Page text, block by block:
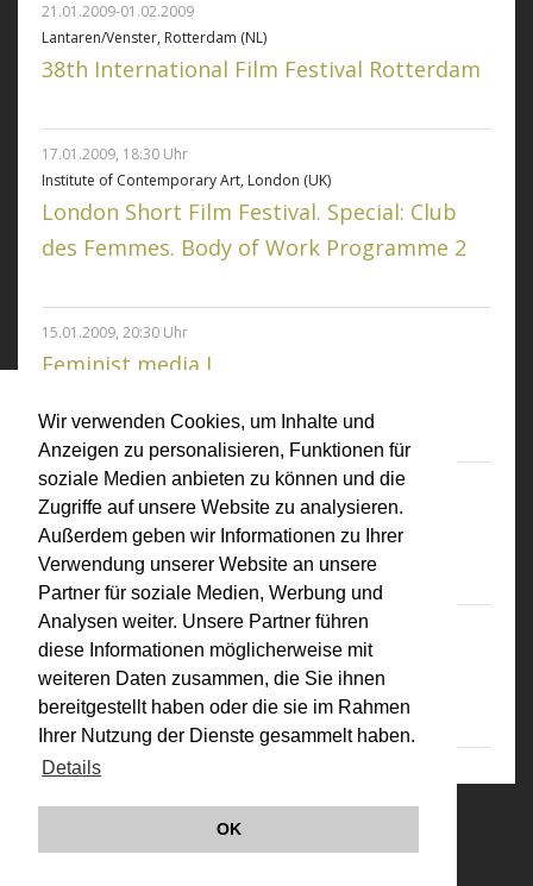
Wir verwenden Cookies, um Inhalte und
Anzeigen zu personalisieren, Funktionen für
soziale Medien anbieten zu können und die
Zugriffe auf unsere Website zu analysieren.
Außerdem geben wir Informationen zu Ihrer
Verwendung unserer Website an unsere
Partner für soziale Medien, Werbung und
Analysen weiter. Unsere Partner führen
diese Informationen möglicherweise mit
weiteren Daten zusammen, die Sie ihnen
bereitgestellt haben oder die sie im Rahmen
Ihrer Nutzung der Dienste gesammelt haben.
Details
OK
21.01.2009-01.02.2009
Lantaren/Venster, Rotterdam (NL)
38th International Film Festival Rotterdam
17.01.2009, 18:30 Uhr
Institute of Contemporary Art, London (UK)
London Short Film Festival. Special: Club
des Femmes. Body of Work Programme 2
15.01.2009, 20:30 Uhr
Feminist media I
14.01.2009
Filmmuseum Amsterdam, Amsterdam (NL)
VALIE EXPORT. Invisible Adversaries
13.01.2009
Filmmuseum Amsterdam, Amsterdam (NL)
E*CINEMA. VALIE EXPORT en Maya Deren